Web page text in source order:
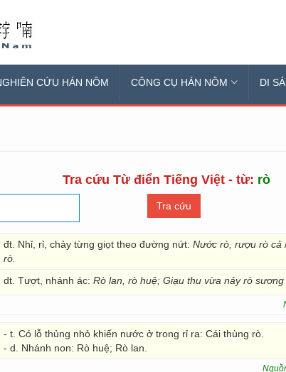
CỨU HÁN NÔM CÔNG CỤ HÁN NÔM DI
Tra cứu Từ điển Tiếng Việt - từ: rò
đt. Nhỉ, rỉ, chảy từng giọt theo đường nứt: Nước rò, rượu rò cả
rò.
dt. Tượt, nhánh ác: Rò lan, rò huệ; Giạu thu vừa nảy rò sương
- t. Có lỗ thủng nhỏ khiến nước ở trong rỉ ra: Cái thùng rò.
- d. Nhánh non: Rò huệ; Rò lan.